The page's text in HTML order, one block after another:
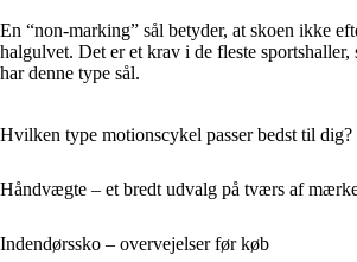
En “non-marking” sål betyder, at skoen ikke
halgulvet. Det er et krav i de fleste sportshaller,
har denne type sål.
Hvilken type motionscykel passer bedst til dig?
Håndvægte – et bredt udvalg på tværs af
Indendørssko – overvejelser før køb